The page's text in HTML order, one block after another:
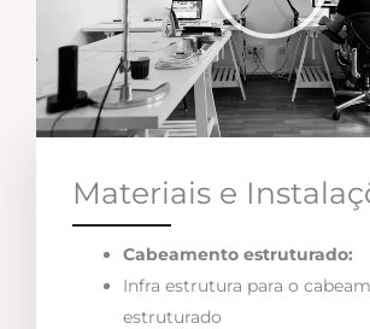
Materiais e
Cabeamento estruturado:
Infra estrutura para o
estruturado